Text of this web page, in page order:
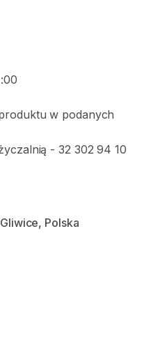
w podanych
- 32 302 94 10
Polska